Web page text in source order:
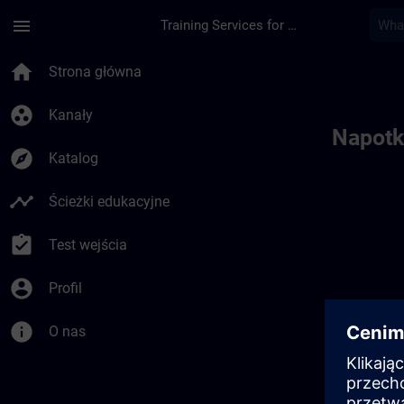
menu Training Services for Digital Industries
home Strona główna
group_work Kanały
explore Katalog
timeline Ścieżki edukacyjne
assignment_turned_in Test wejścia
account_circle Profil
info O nas